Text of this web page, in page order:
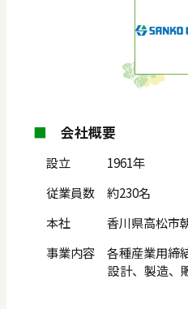
■ 会社概要
設立 1961年
従業員数 約230名
本社 香川県高松市朝
事業内容 各種産業用締
設計、製造、